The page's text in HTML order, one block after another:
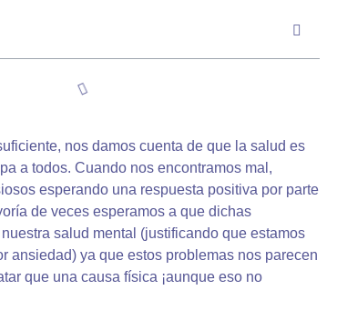
nos damos cuenta de que la salud es
a todos. Cuando nos encontramos mal,
esperando una respuesta positiva por parte
de veces esperamos a que dichas
salud mental (justificando que estamos
ansiedad) ya que estos problemas nos parecen
que una causa física ¡aunque eso no